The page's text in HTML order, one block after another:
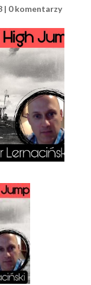
| 0 komentarzy